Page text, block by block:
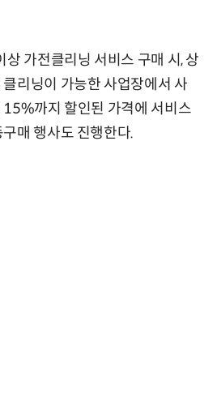
가전클리닝 서비스 구매 시, 상
리닝이 가능한 사업장에서 사
15%까지 할인된 가격에 서비스
매 행사도 진행한다.